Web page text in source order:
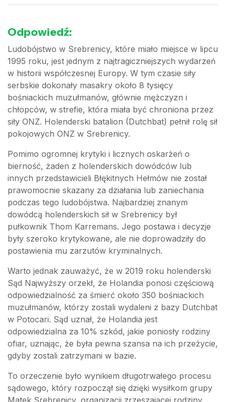
Odpowiedź:
Ludobójstwo w Srebrenicy, które miało miejsce w lipcu
1995 roku, jest jednym z najtragiczniejszych wydarzeń
w historii współczesnej Europy. W tym czasie siły
serbskie dokonały masakry około 8 tysięcy
bośniackich muzułmanów, głównie mężczyzn i
chłopców, w strefie, która miała być chroniona przez
siły ONZ. Holenderski batalion (Dutchbat) pełnił rolę sił
pokojowych ONZ w Srebrenicy.
Pomimo ogromnej krytyki i licznych oskarżeń o
bierność, żaden z holenderskich dowódców lub
innych przedstawicieli Błękitnych Hełmów nie został
prawomocnie skazany za działania lub zaniechania
podczas tego ludobójstwa. Najbardziej znanym
dowódcą holenderskich sił w Srebrenicy był
pułkownik Thom Karremans. Jego postawa i decyzje
były szeroko krytykowane, ale nie doprowadziły do
postawienia mu zarzutów kryminalnych.
Warto jednak zauważyć, że w 2019 roku holenderski
Sąd Najwyższy orzekł, że Holandia ponosi częściową
odpowiedzialność za śmierć około 350 bośniackich
muzułmanów, którzy zostali wydaleni z bazy Dutchbat
w Potocari. Sąd uznał, że Holandia jest
odpowiedzialna za 10% szkód, jakie poniosły rodziny
ofiar, uznając, że była pewna szansa na ich przeżycie,
gdyby zostali zatrzymani w bazie.
To orzeczenie było wynikiem długotrwałego procesu
sądowego, który rozpoczął się dzięki wysiłkom grupy
Matek Srebrenicy, organizacji zrzeszającej rodziny